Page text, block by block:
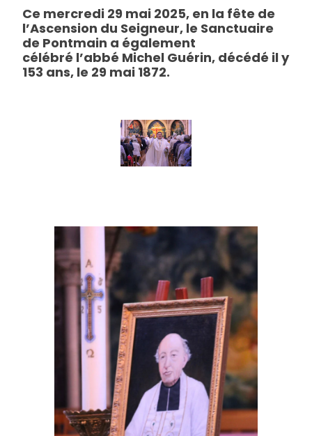
Ce mercredi 29 mai 2025, en la fête de
l’Ascension du Seigneur, le Sanctuaire
de Pontmain a également
célébré l’abbé Michel Guérin, décédé il y
153 ans, le 29 mai 1872.